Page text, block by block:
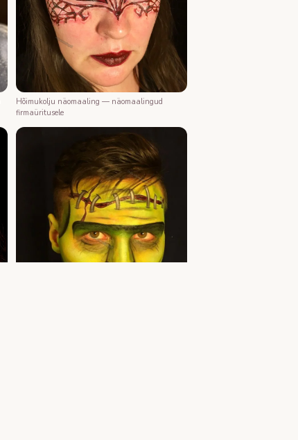
Hõimukolju näomaaling — näomaalingud
firmaüritusele